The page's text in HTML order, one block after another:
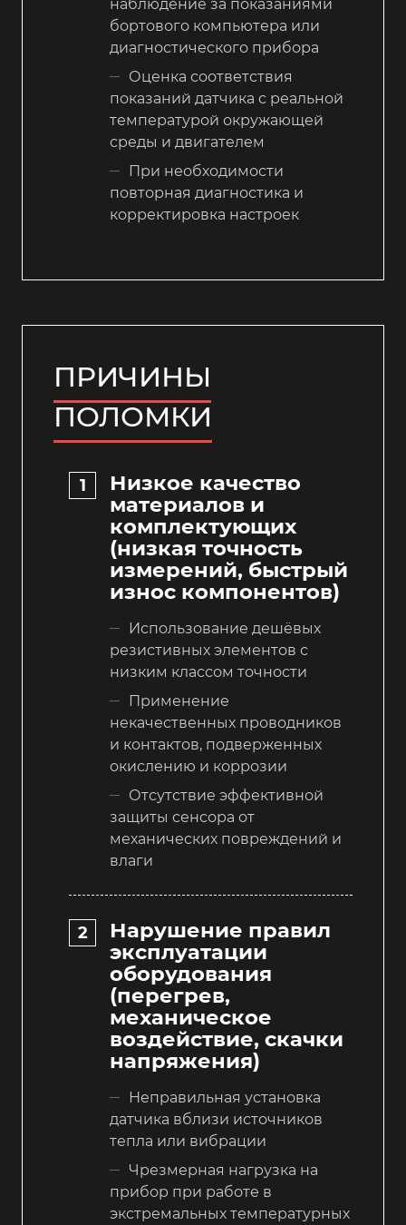
наблюдение за показаниями
бортового компьютера или
диагностического прибора
Оценка соответствия
показаний датчика с реальной
температурой окружающей
среды и двигателем
При необходимости
повторная диагностика и
корректировка настроек
ПРИЧИНЫ
ПОЛОМКИ
Низкое качество
материалов и
комплектующих
(низкая точность
измерений, быстрый
износ компонентов)
Использование дешёвых
резистивных элементов с
низким классом точности
Применение
некачественных проводников
и контактов, подверженных
окислению и коррозии
Отсутствие эффективной
защиты сенсора от
механических повреждений и
влаги
Нарушение правил
эксплуатации
оборудования
(перегрев,
механическое
воздействие, скачки
напряжения)
Неправильная установка
датчика вблизи источников
тепла или вибрации
Чрезмерная нагрузка на
прибор при работе в
экстремальных температурных